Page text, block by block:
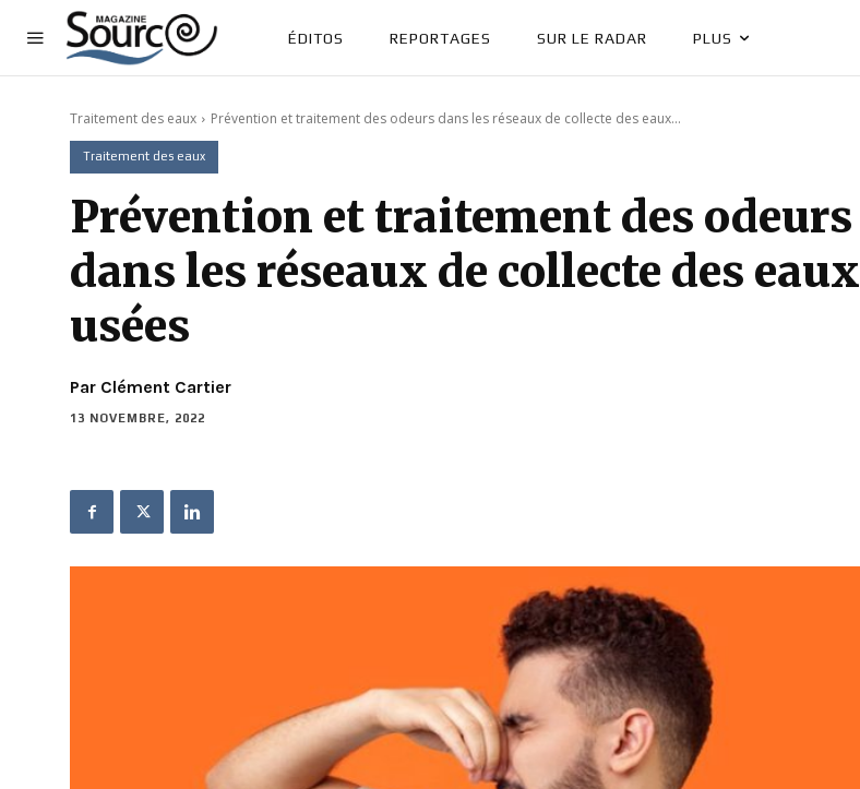
ÉDITOS REPORTAGES SUR LE RADAR PLUS
Traitement des eaux Prévention et traitement des odeurs dans les réseaux de collecte des eaux...
Traitement des eaux
Prévention et traitement des odeurs
dans les réseaux de collecte des eaux
usées
Par Clément Cartier
13 NOVEMBRE, 2022